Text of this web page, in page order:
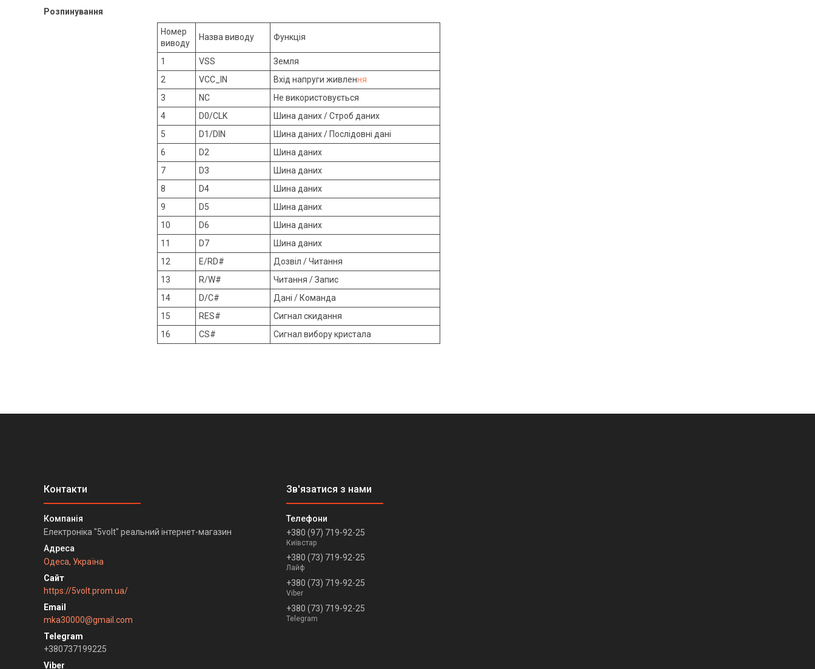
Розпинування
Номер
виводу
Назва виводу Функція
1 VSS
Земля
2
VCC_IN Вхід напруги живлення
3
NC
Не використовується
4
D0/CLK
Шина даних / Строб даних
5
D1/DIN
Шина даних / Послідовні дані
6
D2
Шина даних
7
D3
Шина даних
8
D4
Шина даних
9
D5
Шина даних
10
D6
Шина даних
11
D7
Шина даних
12
E/RD#
Дозвіл / Читання
13
R/W#
Читання / Запис
14
D/C#
Дані / Команда
15
RES#
Сигнал скидання
16
CS# Сигнал вибору кристала
Електроніка "5volt" реальний інтернет-магазин
Одеса, Україна
https://5volt.prom.ua/
mka30000@gmail.com
+380737199225
+380 (97) 719-92-25
Київстар
+380 (73) 719-92-25
Лайф
+380 (73) 719-92-25
Viber
+380 (73) 719-92-25
Telegram